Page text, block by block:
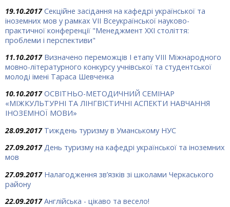
19.10.2017 Секційне засідання на кафедрі української та
іноземних мов у рамках VІІ Всеукраїнської науково-
практичної конференції "Менеджмент ХХІ століття:
проблеми і перспективи"
11.10.2017 Визначено переможців І етапу VIII Міжнародного
мовно-літературного конкурсу учнівської та студентської
молоді імені Тараса Шевченка
10.10.2017 ОСВІТНЬО-МЕТОДИЧНИЙ СЕМІНАР
«МІЖКУЛЬТУРНІ ТА ЛІНГВІСТИЧНІ АСПЕКТИ НАВЧАННЯ
ІНОЗЕМНОЇ МОВИ»
28.09.2017 Тиждень туризму в Уманському НУС
27.09.2017 День туризму на кафедрі української та іноземних
мов
27.09.2017 Налагодження зв’язків зі школами Черкаського
району
22.09.2017 Англійська - цікаво та весело!